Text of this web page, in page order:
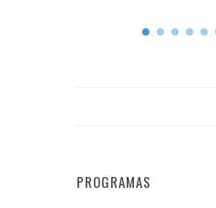
PROGRAMAS